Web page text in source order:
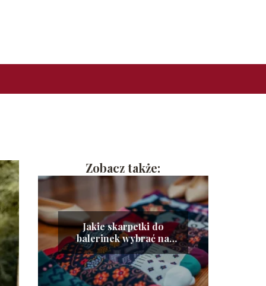
Zobacz także:
Jakie skarpetki do
balerinek wybrać na
każdą okazję?